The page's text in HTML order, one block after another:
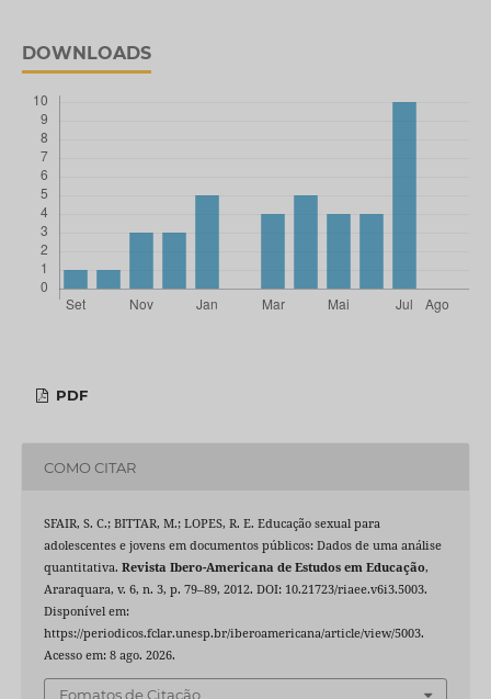
DOWNLOADS
PDF
COMO CITAR
SFAIR, S. C.; BITTAR, M.; LOPES, R. E. Educação sexual para
adolescentes e jovens em documentos públicos: Dados de uma análise
quantitativa. Revista Ibero-Americana de Estudos em Educação,
Araraquara, v. 6, n. 3, p. 79–89, 2012. DOI: 10.21723/riaee.v6i3.5003.
Disponível em:
https://periodicos.fclar.unesp.br/iberoamericana/article/view/5003.
Acesso em: 8 ago. 2026.
Fomatos de Citação